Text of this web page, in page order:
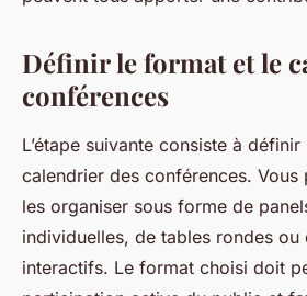
Définir le format et le
conférences
L’étape suivante consiste à
calendrier des conférences.
les organiser sous forme de
individuelles, de tables rondes ou
interactifs. Le format choisi doit